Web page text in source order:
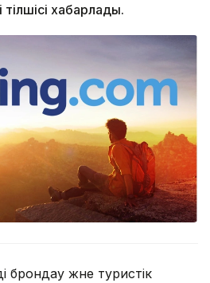
хабарлады.
брондау және туристік